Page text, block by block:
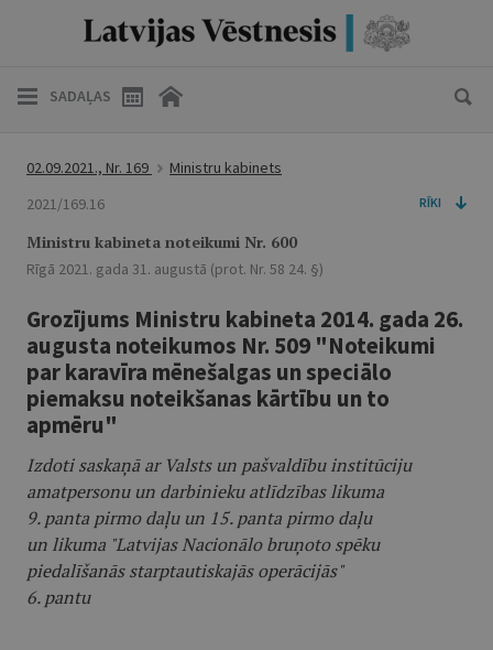
SADAĻAS
02.09.2021., Nr. 169
Ministru kabinets
2021/169.16
RĪKI
Ministru kabineta noteikumi Nr. 600
Rīgā 2021. gada 31. augustā (prot. Nr. 58 24. §)
Grozījums Ministru kabineta 2014. gada 26.
augusta noteikumos Nr. 509 "Noteikumi
par karavīra mēnešalgas un speciālo
piemaksu noteikšanas kārtību un to
apmēru"
Izdoti saskaņā ar Valsts un pašvaldību institūciju
amatpersonu un darbinieku atlīdzības likuma
9. panta pirmo daļu un 15. panta pirmo daļu
un likuma "Latvijas Nacionālo bruņoto spēku
piedalīšanās starptautiskajās operācijās"
6. pantu